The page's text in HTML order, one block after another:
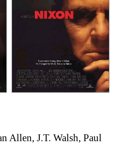
Allen, J.T. Walsh, Paul